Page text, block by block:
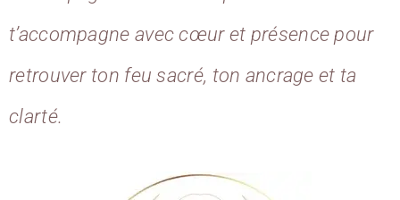
t’accompagne avec cœur et présence pour
retrouver ton feu sacré, ton ancrage et ta
clarté.